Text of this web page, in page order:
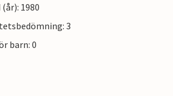
1980
3
barn: 0